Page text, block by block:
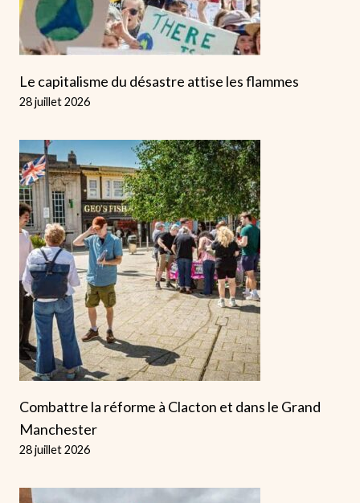
Le capitalisme du désastre attise les flammes
28 juillet 2026
Combattre la réforme à Clacton et dans le Grand
Manchester
28 juillet 2026